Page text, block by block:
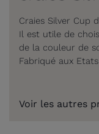
Craies Silver Cup
Il est utile de
de la couleur de
Fabriqué aux
Voir les autres